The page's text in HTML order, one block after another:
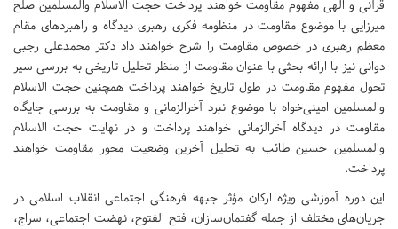
قرآنی و الهی مفهوم مقاومت خواهند پرداخت حجت الاسلام والمسلمین صلح
میرزایی با موضوع مقاومت در منظومه فکری رهبری دیدگاه و راهبردهای مقام
معظم رهبری در خصوص مقاومت را شرح خواهند داد دکتر محمدعلی رجبی
دوانی نیز با ارائه بحثی با عنوان مقاومت از منظر تحلیل تاریخی به بررسی سیر
تحول مفهوم مقاومت در طول تاریخ خواهند پرداخت همچنین حجت الاسلام
والمسلمین امینی‌خواه با موضوع نبرد آخرالزمانی و مقاومت به بررسی جایگاه
مقاومت در دیدگاه آخرالزمانی خواهند پرداخت و در نهایت حجت الاسلام
والمسلمین حسین طائب به تحلیل آخرین وضعیت محور مقاومت خواهند
پرداخت.
این دوره آموزشی ویژه ارکان مؤثر جبهه فرهنگی اجتماعی انقلاب اسلامی در
جریان‌های مختلف از جمله گفتمان‌سازان، فتح الفتوح، نهضت اجتماعی، سراج،